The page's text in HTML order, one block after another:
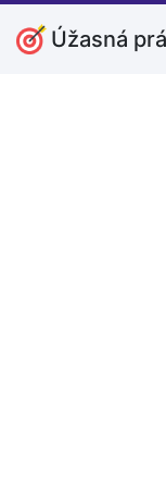
Úžasná